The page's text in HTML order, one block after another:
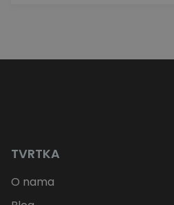
TVRTKA
O nama